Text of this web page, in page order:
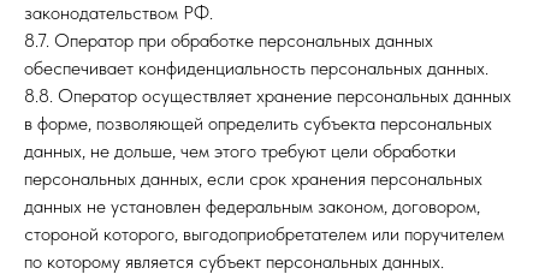
законодательством РФ.
8.7. Оператор при обработке персональных данных
обеспечивает конфиденциальность персональных данных.
8.8. Оператор осуществляет хранение персональных данных
в форме, позволяющей определить субъекта персональных
данных, не дольше, чем этого требуют цели обработки
персональных данных, если срок хранения персональных
данных не установлен федеральным законом, договором,
стороной которого, выгодоприобретателем или поручителем
по которому является субъект персональных данных.